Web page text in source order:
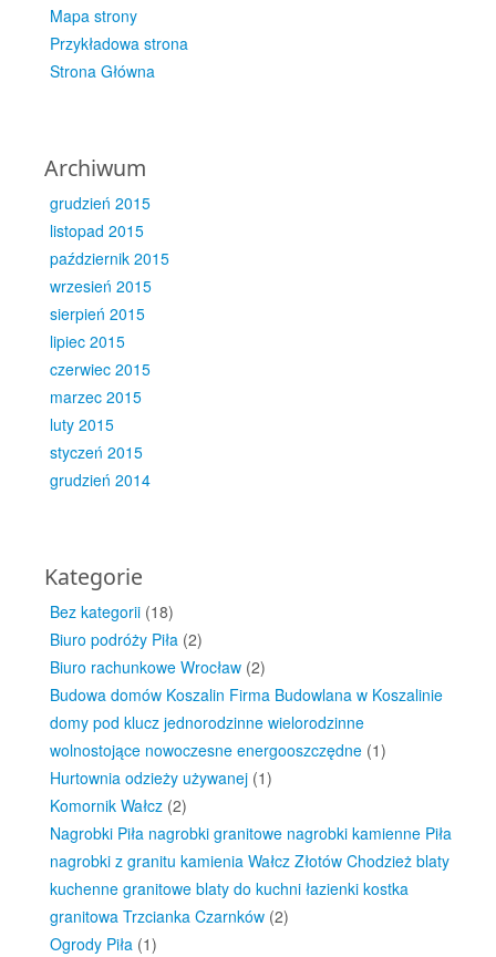
Mapa strony
Przykładowa strona
Strona Główna
Archiwum
grudzień 2015
listopad 2015
październik 2015
wrzesień 2015
sierpień 2015
lipiec 2015
czerwiec 2015
marzec 2015
luty 2015
styczeń 2015
grudzień 2014
Kategorie
Bez kategorii (18)
Biuro podróży Piła (2)
Biuro rachunkowe Wrocław (2)
Budowa domów Koszalin Firma Budowlana w Koszalinie
domy pod klucz jednorodzinne wielorodzinne
wolnostojące nowoczesne energooszczędne (1)
Hurtownia odzieży używanej (1)
Komornik Wałcz (2)
Nagrobki Piła nagrobki granitowe nagrobki kamienne Piła
nagrobki z granitu kamienia Wałcz Złotów Chodzież blaty
kuchenne granitowe blaty do kuchni łazienki kostka
granitowa Trzcianka Czarnków (2)
Ogrody Piła (1)